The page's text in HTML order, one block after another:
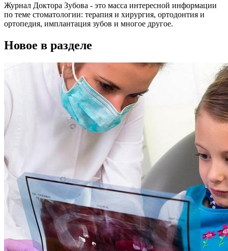
Журнал Доктора Зубова - это масса интересной информации
по теме стоматологии: терапия и хирургия, ортодонтия и
ортопедия, имплантация зубов и многое другое.
Новое в разделе